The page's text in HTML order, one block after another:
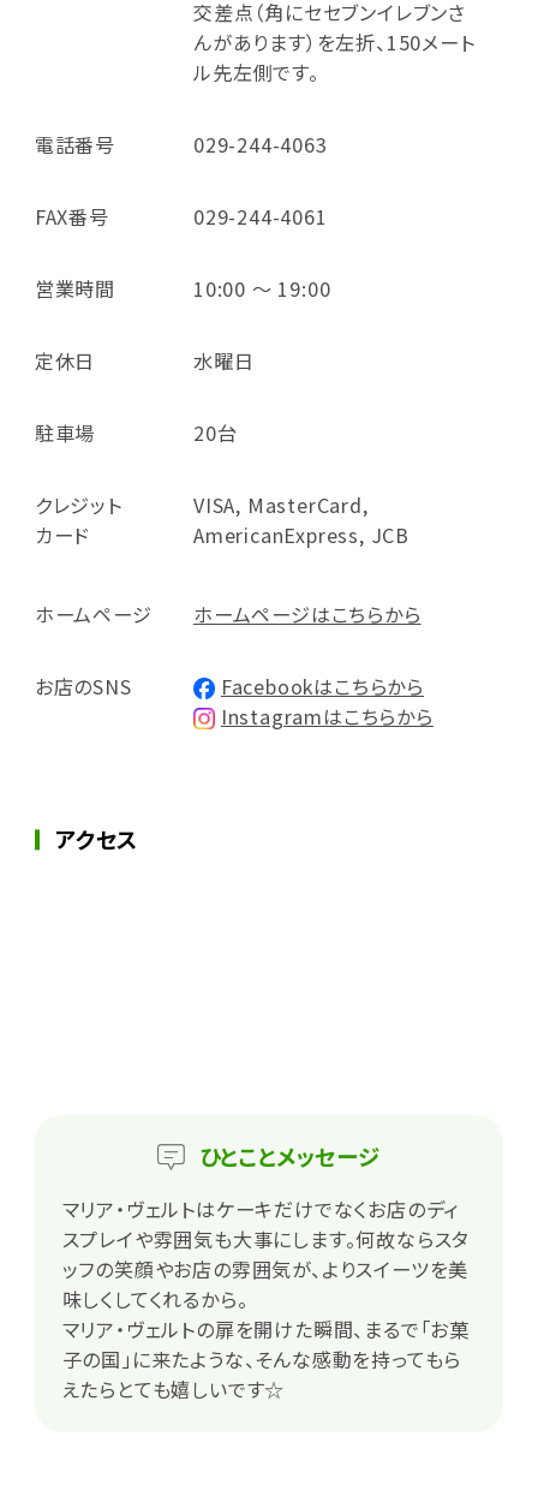
交差点（角にセセブンイレブンさ
んがあります）を左折、150メート
ル先左側です。
電話番号 029-244-4063
FAX番号 029-244-4061
営業時間 10:00 ～ 19:00
定休日 水曜日
駐車場 20台
クレジット
カード
VISA, MasterCard,
AmericanExpress, JCB
ホームページ ホームページはこちらから
お店のSNS
Facebookはこちらから
Instagramはこちらから
アクセス
ひとことメッセージ
マリア・ヴェルトはケーキだけでなくお店のディ
スプレイや雰囲気も大事にします。何故ならスタ
ッフの笑顔やお店の雰囲気が、よりスイーツを美
味しくしてくれるから。
マリア・ヴェルトの扉を開けた瞬間、まるで「お菓
子の国」に来たような、そんな感動を持ってもら
えたらとても嬉しいです☆